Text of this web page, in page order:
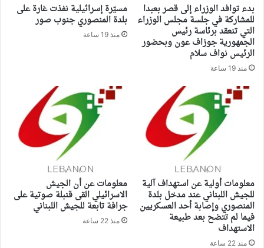
بدء توافد الوزراء إلى قصر بعبدا
للمشاركة في جلسة مجلس الوزراء
التي تنعقد برئاسة رئيس
الجمهورية جوزاف عون وبحضور
الرئيس نواف سلام
منذ 19 ساعة
مسيّرة إسرائيلية نفذت غارة على
بلدة المنصوري جنوب صور
منذ 19 ساعة
معلومات أولية عن استهداف آلية
للجيش اللبناني عند مدخل بلدة
المنصوري وإصابة أحد العسكريين
فيما لم تتضح بعد طبيعة
الاستهداف
منذ 22 ساعة
معلومات عن أن الجيش
الاسرائيلي القى قنبلة صوتية على
جرافة تابعة للجيش اللبناني
منذ 22 ساعة